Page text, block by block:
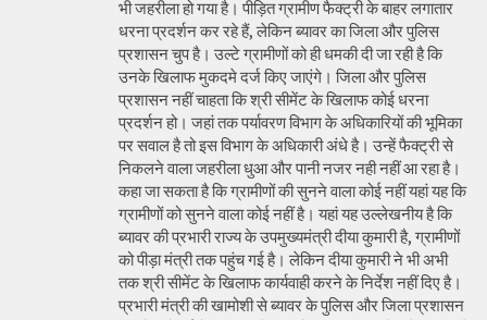
भी जहरीला हो गया है। पीड़ित ग्रामीण फैक्ट्री के बाहर लगातार
धरना प्रदर्शन कर रहे हैं, लेकिन ब्यावर का जिला और पुलिस
प्रशासन चुप है। उल्टे ग्रामीणों को ही धमकी दी जा रही है कि
उनके खिलाफ मुकदमे दर्ज किए जाएंगे। जिला और पुलिस
प्रशासन नहीं चाहता कि श्री सीमेंट के खिलाफ कोई धरना
प्रदर्शन हो। जहां तक पर्यावरण विभाग के अधिकारियों की भूमिका
पर सवाल है तो इस विभाग के अधिकारी अंधे है। उन्हें फैक्ट्री से
निकलने वाला जहरीला धुआ और पानी नजर नही नहीं आ रहा है।
कहा जा सकता है कि ग्रामीणों की सुनने वाला कोई नहीं यहां यह कि
ग्रामीणों को सुनने वाला कोई नहीं है। यहां यह उल्लेखनीय है कि
ब्यावर की प्रभारी राज्य के उपमुख्यमंत्री दीया कुमारी है, ग्रामीणों
को पीड़ा मंत्री तक पहुंच गई है। लेकिन दीया कुमारी ने भी अभी
तक श्री सीमेंट के खिलाफ कार्यवाही करने के निर्देश नहीं दिए है।
प्रभारी मंत्री की खामोशी से ब्यावर के पुलिस और जिला प्रशासन